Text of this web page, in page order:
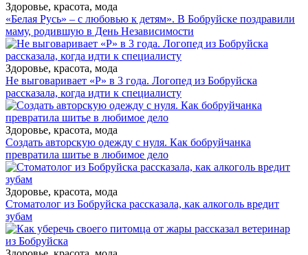
Здоровье, красота, мода
«Белая Русь» – с любовью к детям». В Бобруйске поздравили
маму, родившую в День Независимости
Здоровье, красота, мода
Не выговаривает «Р» в 3 года. Логопед из Бобруйска
рассказала, когда идти к специалисту
Здоровье, красота, мода
Создать авторскую одежду с нуля. Как бобруйчанка
превратила шитье в любимое дело
Здоровье, красота, мода
Стоматолог из Бобруйска рассказала, как алкоголь вредит
зубам